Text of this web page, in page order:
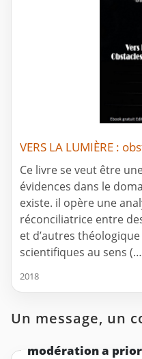
VERS LA LUMIÈRE :
Ce livre se veut être
évidences dans le
existe. il opère une
réconciliatrice entre
et d’autres
scientifiques au sens
2018
Un message, un
modération a